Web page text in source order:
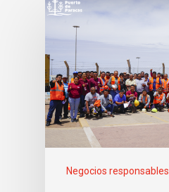
Negocios responsables